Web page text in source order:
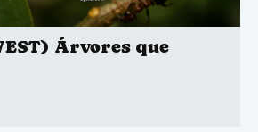
Árvores que